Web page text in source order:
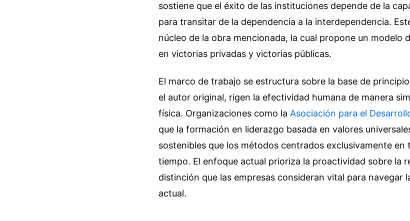
sostiene que el éxito de las instituciones depende de la
para transitar de la dependencia a la interdependencia.
núcleo de la obra mencionada, la cual propone un modelo
en victorias privadas y victorias públicas.
El marco de trabajo se estructura sobre la base de
el autor original, rigen la efectividad humana de manera
física. Organizaciones como la Asociación para el
que la formación en liderazgo basada en valores
sostenibles que los métodos centrados exclusivamente en
tiempo. El enfoque actual prioriza la proactividad sobre la
distinción que las empresas consideran vital para navegar
actual.